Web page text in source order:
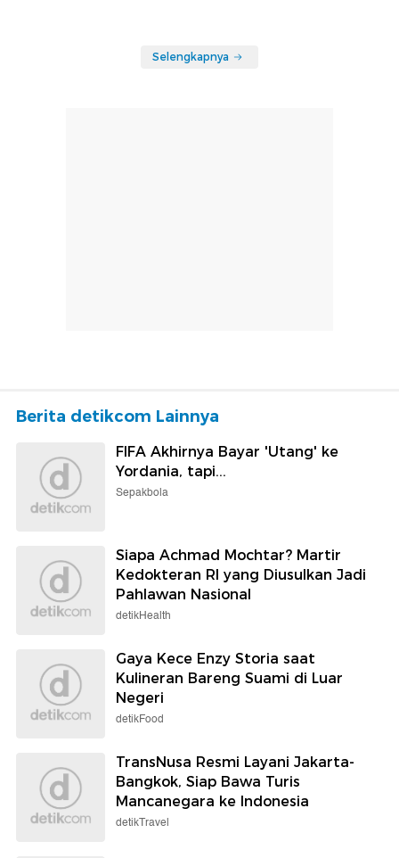
Selengkapnya
Berita detikcom Lainnya
FIFA Akhirnya Bayar 'Utang' ke
Yordania, tapi...
Sepakbola
Siapa Achmad Mochtar? Martir
Kedokteran RI yang Diusulkan Jadi
Pahlawan Nasional
detikHealth
Gaya Kece Enzy Storia saat
Kulineran Bareng Suami di Luar
Negeri
detikFood
TransNusa Resmi Layani Jakarta-
Bangkok, Siap Bawa Turis
Mancanegara ke Indonesia
detikTravel